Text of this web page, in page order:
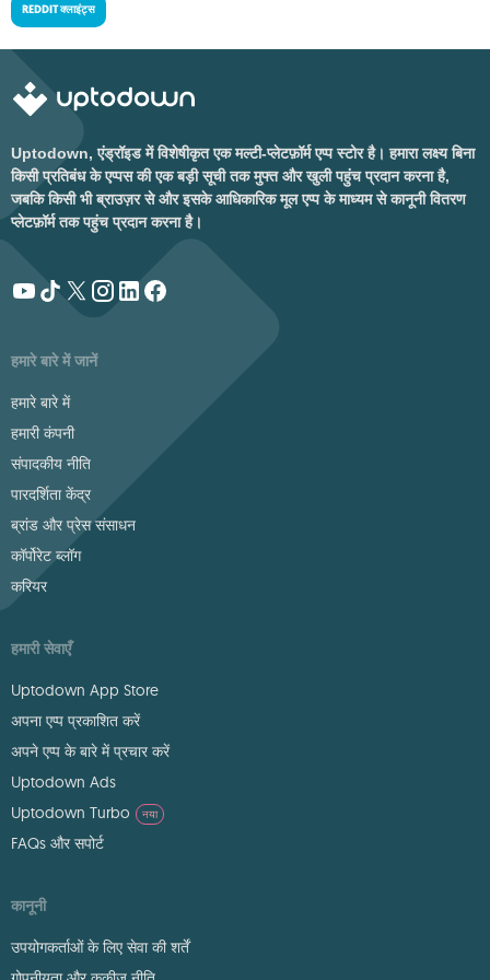
REDDIT क्लाइंट्स
Uptodown, एंड्रॉइड में विशेषीकृत एक मल्टी-प्लेटफ़ॉर्म एप्प स्टोर है। हमारा लक्ष्य बिना
किसी प्रतिबंध के एप्पस की एक बड़ी सूची तक मुफ्त और खुली पहुंच प्रदान करना है,
जबकि किसी भी ब्राउज़र से और इसके आधिकारिक मूल एप्प के माध्यम से कानूनी वितरण
प्लेटफ़ॉर्म तक पहुंच प्रदान करना है।
हमारे बारे में जानें
हमारे बारे में
हमारी कंपनी
संपादकीय नीति
पारदर्शिता केंद्र
ब्रांड और प्रेस संसाधन
कॉर्पोरेट ब्लॉग
करियर
हमारी सेवाएँ
Uptodown App Store
अपना एप्प प्रकाशित करें
अपने एप्प के बारे में प्रचार करें
Uptodown Ads
Uptodown Turbo
नया
FAQs और सपोर्ट
कानूनी
उपयोगकर्ताओं के लिए सेवा की शर्तें